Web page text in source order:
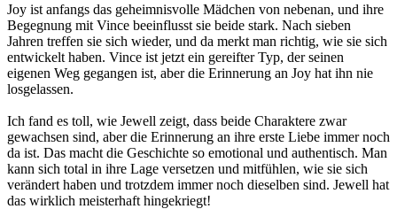
Joy ist anfangs das geheimnisvolle Mädchen von nebenan, und ihre
Begegnung mit Vince beeinflusst sie beide stark. Nach sieben
Jahren treffen sie sich wieder, und da merkt man richtig, wie sie sich
entwickelt haben. Vince ist jetzt ein gereifter Typ, der seinen
eigenen Weg gegangen ist, aber die Erinnerung an Joy hat ihn nie
losgelassen.
Ich fand es toll, wie Jewell zeigt, dass beide Charaktere zwar
gewachsen sind, aber die Erinnerung an ihre erste Liebe immer noch
da ist. Das macht die Geschichte so emotional und authentisch. Man
kann sich total in ihre Lage versetzen und mitfühlen, wie sie sich
verändert haben und trotzdem immer noch dieselben sind. Jewell hat
das wirklich meisterhaft hingekriegt!